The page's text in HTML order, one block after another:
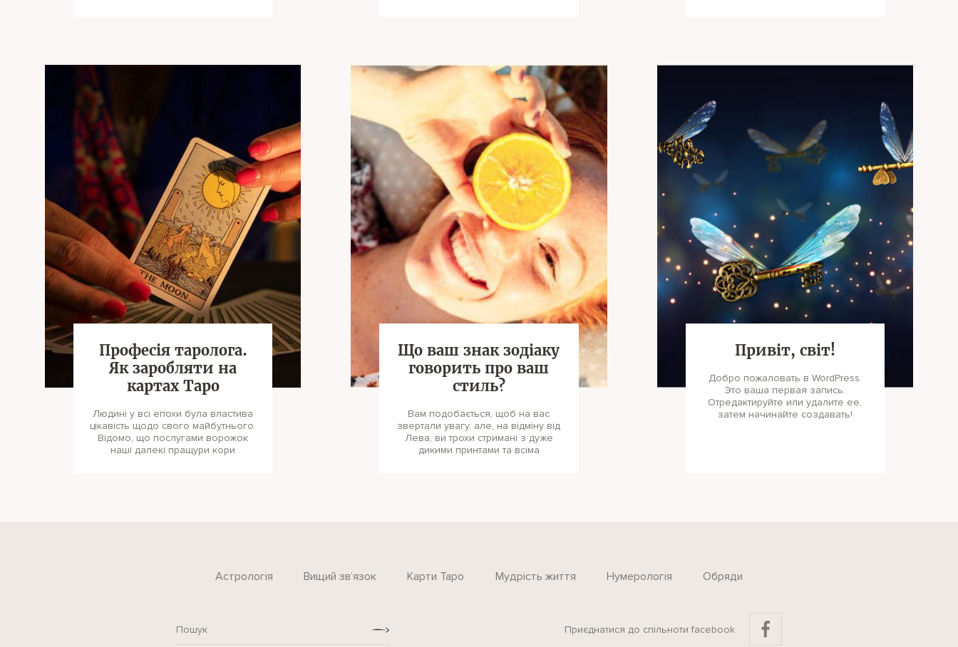
Професія таролога.
Як заробляти на
картах Таро
Людині у всі епохи була властива
цікавість щодо свого майбутнього.
Відомо, що послугами ворожок
наші далекі пращури кори
Що ваш знак зодіаку
говорить про ваш
стиль?
Вам подобається, щоб на вас
звертали увагу, але, на відміну від
Лева, ви трохи стримані з дуже
дикими принтами та всіма
Привіт, світ!
Добро пожаловать в WordPress.
Это ваша первая запись.
Отредактируйте или удалите ее,
затем начинайте создавать!
Астрологія Вищий зв‘язок Карти Таро Мудрість життя Нумерологія Обряди
Приєднатися до спільноти facebook